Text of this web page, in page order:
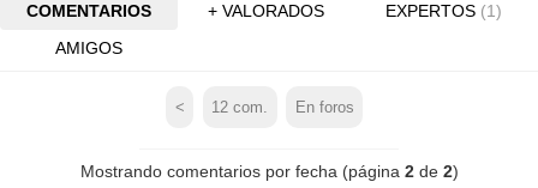
COMENTARIOS + VALORADOS EXPERTOS (1)
AMIGOS
< 12 com. En foros
Mostrando comentarios por fecha (página 2de 2)